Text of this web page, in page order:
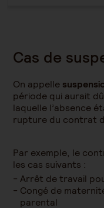
Cas de
On appelle
période qui aurait
laquelle l’absence
rupture du contrat
Par exemple, le
les cas suivants :
Arrêt de travail
Congé de
parental